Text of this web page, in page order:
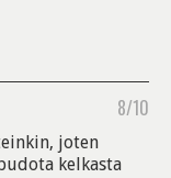
8/10
joten
kelkasta